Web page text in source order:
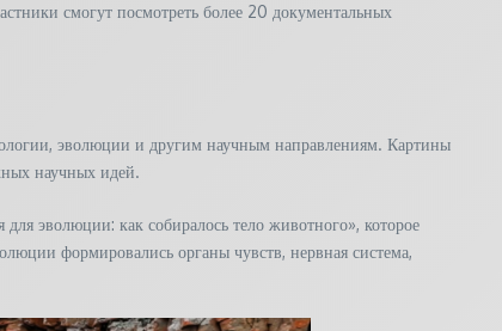
смогут посмотреть более 20 документальных
эволюции и другим научным направлениям. Картины
научных идей.
эволюции: как собиралось тело животного», которое
формировались органы чувств, нервная система,